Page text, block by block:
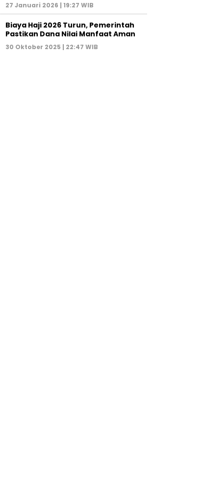
27 Januari 2026 | 19:27 WIB
Biaya Haji 2026 Turun, Pemerintah
Pastikan Dana Nilai Manfaat Aman
30 Oktober 2025 | 22:47 WIB